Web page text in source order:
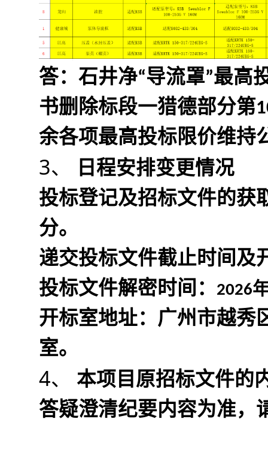
答：石井净“导流罩”最高
书删除标段一猎德部分第
余各项最高投标限价维持
3、
日程安排变更情况
投标登记及招标文件的获
分。
递交投标文件截止时间及
投标文件解密时间： 2026
开标室地址：广州市越秀
室。
4、
本项目原招标文件的
答疑澄清纪要内容为准，